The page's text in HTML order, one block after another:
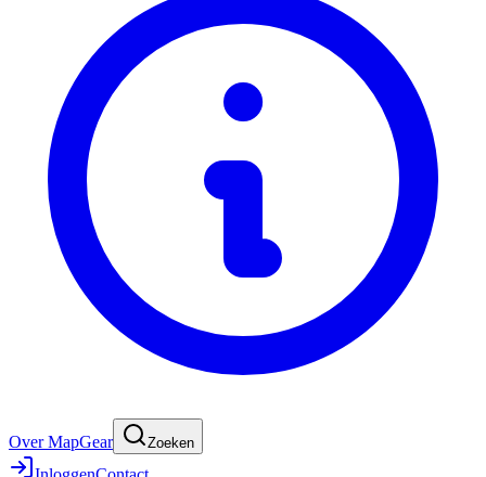
Over MapGear Zoeken